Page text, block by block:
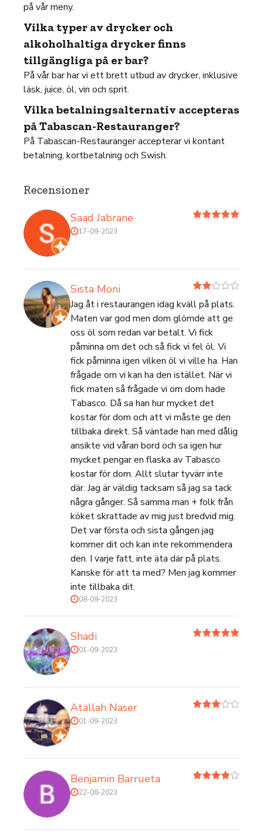
på vår meny.
Vilka typer av drycker och
alkoholhaltiga drycker finns
tillgängliga på er bar?
På vår bar har vi ett brett utbud av drycker, inklusive
läsk, juice, öl, vin och sprit.
Vilka betalningsalternativ accepteras
på Tabascan-Restauranger?
På Tabascan-Restauranger accepterar vi kontant
betalning, kortbetalning och Swish.
Recensioner
Saad Jabrane
17-09-2023
Sista Moni
Jag åt i restaurangen idag kväll på plats.
Maten var god men dom glömde att ge
oss öl som redan var betalt. Vi fick
påminna om det och så fick vi fel öl. Vi
fick påminna igen vilken öl vi ville ha. Han
frågade om vi kan ha den istället. När vi
fick maten så frågade vi om dom hade
Tabasco. Då sa han hur mycket det
kostar för dom och att vi måste ge den
tillbaka direkt. Så väntade han med dålig
ansikte vid våran bord och sa igen hur
mycket pengar en flaska av Tabasco
kostar för dom. Allt slutar tyvärr inte
där. Jag är väldig tacksam så jag sa tack
några gånger. Så samma man + folk från
köket skrattade av mig just bredvid mig.
Det var första och sista gången jag
kommer dit och kan inte rekommendera
den. I varje fatt, inte äta där på plats.
Kanske för att ta med? Men jag kommer
inte tillbaka dit.
08-09-2023
Shadi
01-09-2023
Atallah Naser
01-09-2023
Benjamin Barrueta
22-08-2023